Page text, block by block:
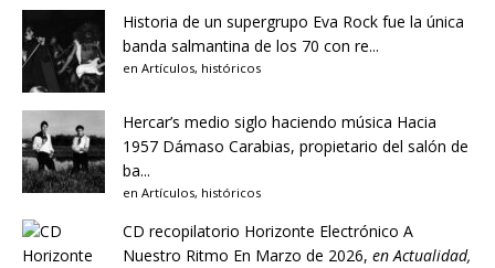
Historia de un supergrupo Eva Rock fue la única
banda salmantina de los 70 con re...
en Artículos, históricos
Hercar’s medio siglo haciendo música Hacia
1957 Dámaso Carabias, propietario del salón de
ba...
en Artículos, históricos
CD recopilatorio Horizonte Electrónico A
Nuestro Ritmo En Marzo de 2026, enActualidad,